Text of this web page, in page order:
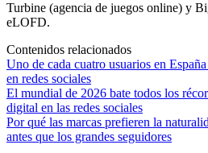
Turbine (agencia de juegos online) y
eLOFD.
Contenidos relacionados
Uno de cada cuatro usuarios en
en redes sociales
El mundial de 2026 bate todos los
digital en las redes sociales
Por qué las marcas prefieren la
antes que los grandes seguidores